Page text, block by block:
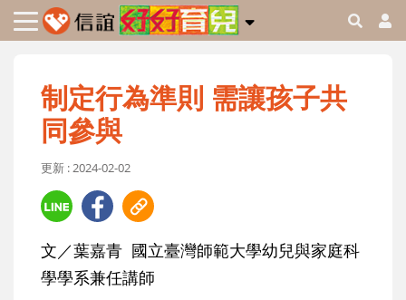
制定行為準則 需讓孩子共
同參與
更新 : 2024-02-02
文／葉嘉青 國立臺灣師範大學幼兒與家庭科
學學系兼任講師